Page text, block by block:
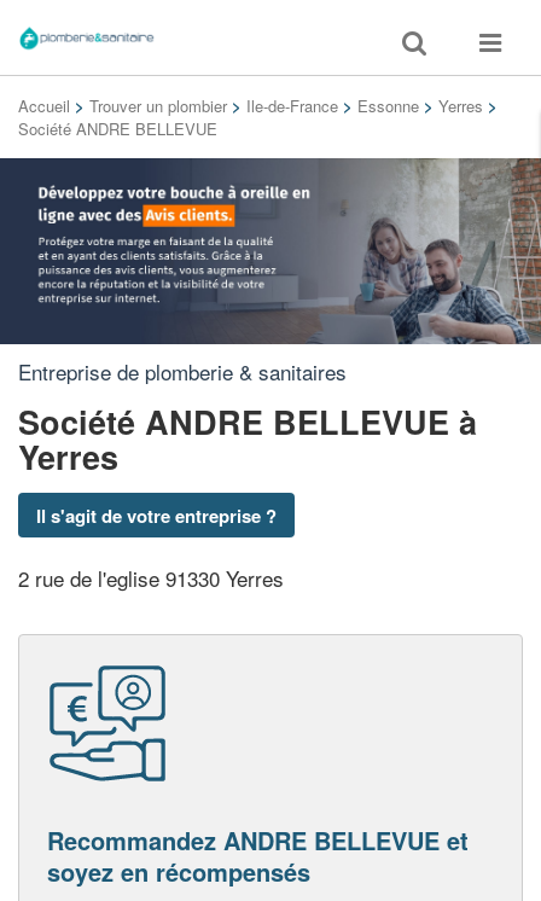
Toggle
search
Toggle
Accueil > Trouver un plombier > Ile-de-France > Essonne > Yerres >
Société ANDRE BELLEVUE
Entreprise de plomberie & sanitaires
Société ANDRE BELLEVUE à
Yerres
Il s'agit de votre entreprise ?
2 rue de l'eglise 91330 Yerres
Recommandez ANDRE BELLEVUE et
soyez en récompensés